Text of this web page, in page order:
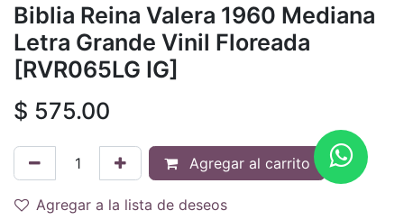
Biblia Reina Valera 1960 Mediana
Letra Grande Vinil Floreada
[RVR065LG IG]
$ 575.00
Agregar al carrito
Agregar a la lista de deseos